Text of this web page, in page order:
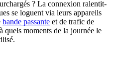
? La connexion ralentit-
se loguent via leurs appareils
bande passante et de trafic de
quels moments de la journée le